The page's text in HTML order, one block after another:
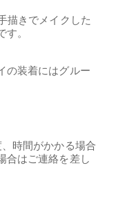
描きでメイクした
。
の装着にはグルー
時間がかかる場合
合はご連絡を差し